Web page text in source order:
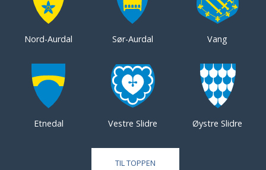
Nord-Aurdal Sør-Aurdal Vang
Etnedal Vestre Slidre Øystre Slidre
TIL TOPPEN